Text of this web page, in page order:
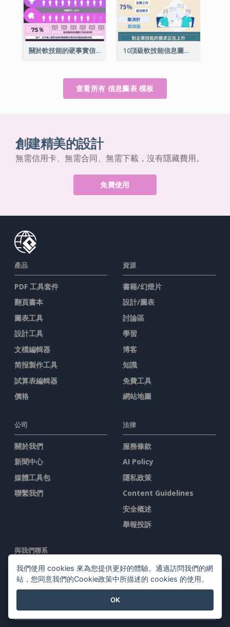
關於軟技能的硬事實信息圖表 10頂級軟技能信息圖表
查看所有 信息圖表 模板
創建精美的設計
無需信用卡、無需合同、無需下載，沒有隱藏費用。
免費使用
產品
PDF 工具套件
翻頁書本
圖表工具
設計工具
文檔編輯器
简报製作工具
試算表編輯器
價格
資源
書籍/幻燈片
設計/圖表
討論區
學習
博客
知識
免費工具
網站地圖
公司
關於我們
新聞中心
媒體工具包
聯繫我們
法律
服務條款
AI Policy
隱私政策
Content Guidelines
安全概述
舉報投訴
與我們聯系
特色產品
我們使用 cookies 來為您提供更好的體驗。通過訪問我們的網
站，您同意我們的Cookie政策中所描述的 cookies 的使用。
OK